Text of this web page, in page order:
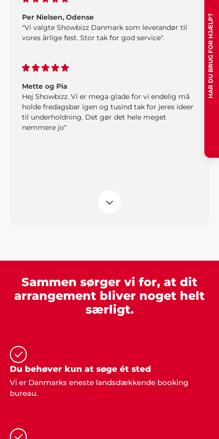
Per Nielsen, Odense
"Vi valgte Showbizz Danmark som leverandør til
vores årlige fest. Stor tak for god service".
Mette og Pia
Hej Showbizz. Vi er mega glade for vi endelig må
holde fredagsbar igen og tusind tak for jeres ideer
til underholdning. Det gør det hele meget
nemmere jo"
inspiration når man ikke er helt sikker på, hvad det
er man leder efter. Stor tak for hjælpen, det blev en
fest vi aldrig glemmer".
"I er for vilde! Vi snakker stadig om den fede fest vi
Sammen sørger vi for, at dit
arrangement bliver noget helt
særligt.
Du behøver kun at søge ét sted
Vi er Danmarks eneste landsdækkende booking
bureau.
HAR DU BRUG FOR HJÆLP?